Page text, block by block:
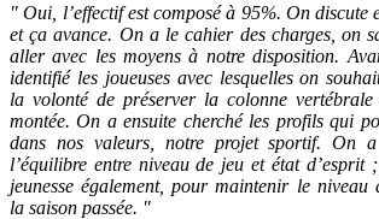
" Oui, l’effectif est composé à 95%. On discute
et ça avance. On a le cahier des charges, on
aller avec les moyens à notre disposition.
identifié les joueuses avec lesquelles on
la volonté de préserver la colonne
montée. On a ensuite cherché les profils qui
dans nos valeurs, notre projet sportif. On
l’équilibre entre niveau de jeu et état d’esprit
jeunesse également, pour maintenir le niveau
la saison passée. "